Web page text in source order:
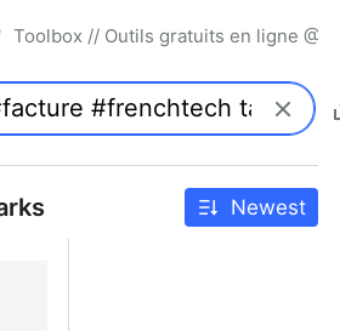
Toolbox // Outils gratuits en ligne
Newest